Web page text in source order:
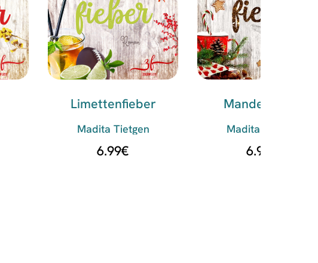
Limettenfieber
Madita Tietgen
6.99€
Mandelfieber
Madita Tietgen
6.99